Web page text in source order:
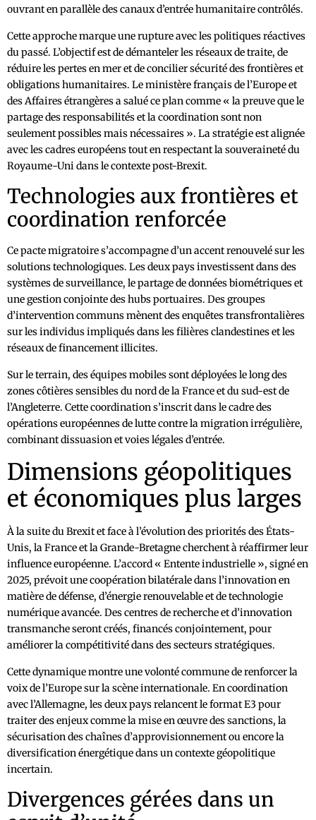
ouvrant en parallèle des canaux d’entrée humanitaire contrôlés.
Cette approche marque une rupture avec les politiques réactives
du passé. L’objectif est de démanteler les réseaux de traite, de
réduire les pertes en mer et de concilier sécurité des frontières et
obligations humanitaires. Le ministère français de l’Europe et
des Affaires étrangères a salué ce plan comme « la preuve que le
partage des responsabilités et la coordination sont non
seulement possibles mais nécessaires ». La stratégie est alignée
avec les cadres européens tout en respectant la souveraineté du
Royaume-Uni dans le contexte post-Brexit.
Technologies aux frontières et
coordination renforcée
Ce pacte migratoire s’accompagne d’un accent renouvelé sur les
solutions technologiques. Les deux pays investissent dans des
systèmes de surveillance, le partage de données biométriques et
une gestion conjointe des hubs portuaires. Des groupes
d’intervention communs mènent des enquêtes transfrontalières
sur les individus impliqués dans les filières clandestines et les
réseaux de financement illicites.
Sur le terrain, des équipes mobiles sont déployées le long des
zones côtières sensibles du nord de la France et du sud-est de
l’Angleterre. Cette coordination s’inscrit dans le cadre des
opérations européennes de lutte contre la migration irrégulière,
combinant dissuasion et voies légales d’entrée.
Dimensions géopolitiques
et économiques plus larges
À la suite du Brexit et face à l’évolution des priorités des États-
Unis, la France et la Grande-Bretagne cherchent à réaffirmer leur
influence européenne. L’accord « Entente industrielle », signé en
2025, prévoit une coopération bilatérale dans l’innovation en
matière de défense, d’énergie renouvelable et de technologie
numérique avancée. Des centres de recherche et d’innovation
transmanche seront créés, financés conjointement, pour
améliorer la compétitivité dans des secteurs stratégiques.
Cette dynamique montre une volonté commune de renforcer la
voix de l’Europe sur la scène internationale. En coordination
avec l’Allemagne, les deux pays relancent le format E3 pour
traiter des enjeux comme la mise en œuvre des sanctions, la
sécurisation des chaînes d’approvisionnement ou encore la
diversification énergétique dans un contexte géopolitique
incertain.
Divergences gérées dans un